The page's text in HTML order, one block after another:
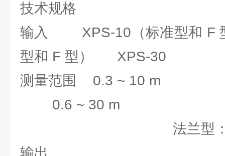
技术规格
输入 XPS-10（标准型和 F
型和 F 型） XPS-30
测量范围 0.3 ~ 10 m
0.6 ~ 30 m
法兰型：0.45
输出